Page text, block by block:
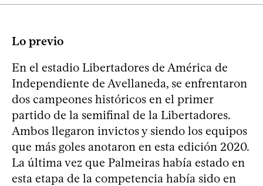
Lo previo
En el estadio Libertadores de América de
Independiente de Avellaneda, se enfrentaron
dos campeones históricos en el primer
partido de la semifinal de la Libertadores.
Ambos llegaron invictos y siendo los equipos
que más goles anotaron en esta edición 2020.
La última vez que Palmeiras había estado en
esta etapa de la competencia había sido en